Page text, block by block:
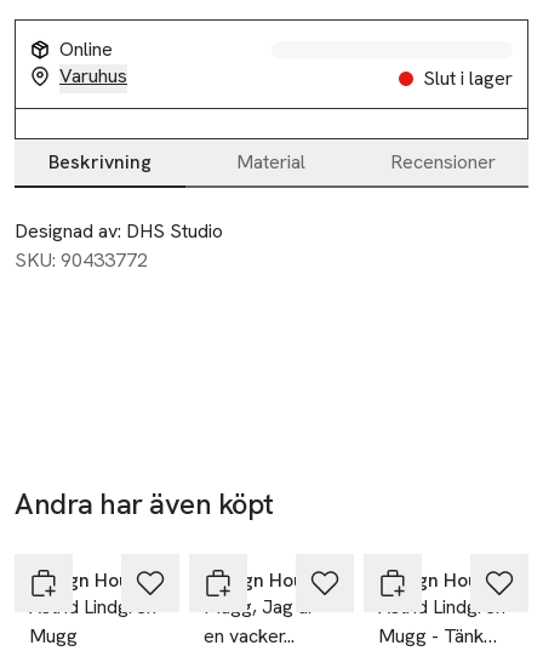
Online
Varuhus
Slut i lager
Beskrivning Material Recensioner
Beskrivning
Designad av: DHS Studio
SKU: 90433772
Andra har även köpt
Design House Stockholm
Astrid Lindgren
Mugg
Design House Stockholm
Mugg, Jag är
en vacker...
Design House Stockholm
Astrid Lindgren
Mugg - Tänk